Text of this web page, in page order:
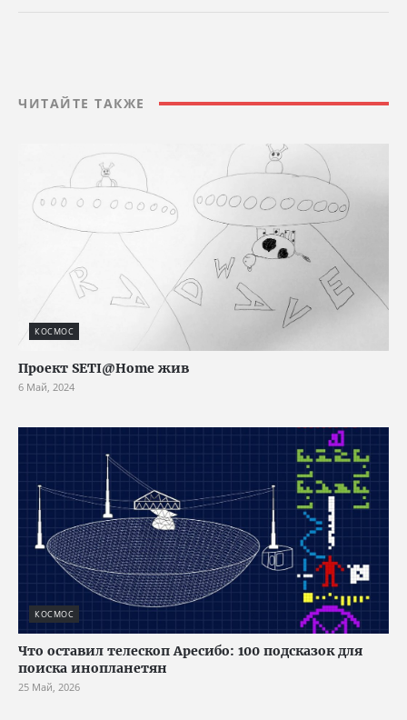
ЧИТАЙТЕ ТАКЖЕ
КОСМОС
Проект SETI@Home жив
6 Май, 2024
КОСМОС
Что оставил телескоп Аресибо: 100 подсказок для
поиска инопланетян
25 Май, 2026